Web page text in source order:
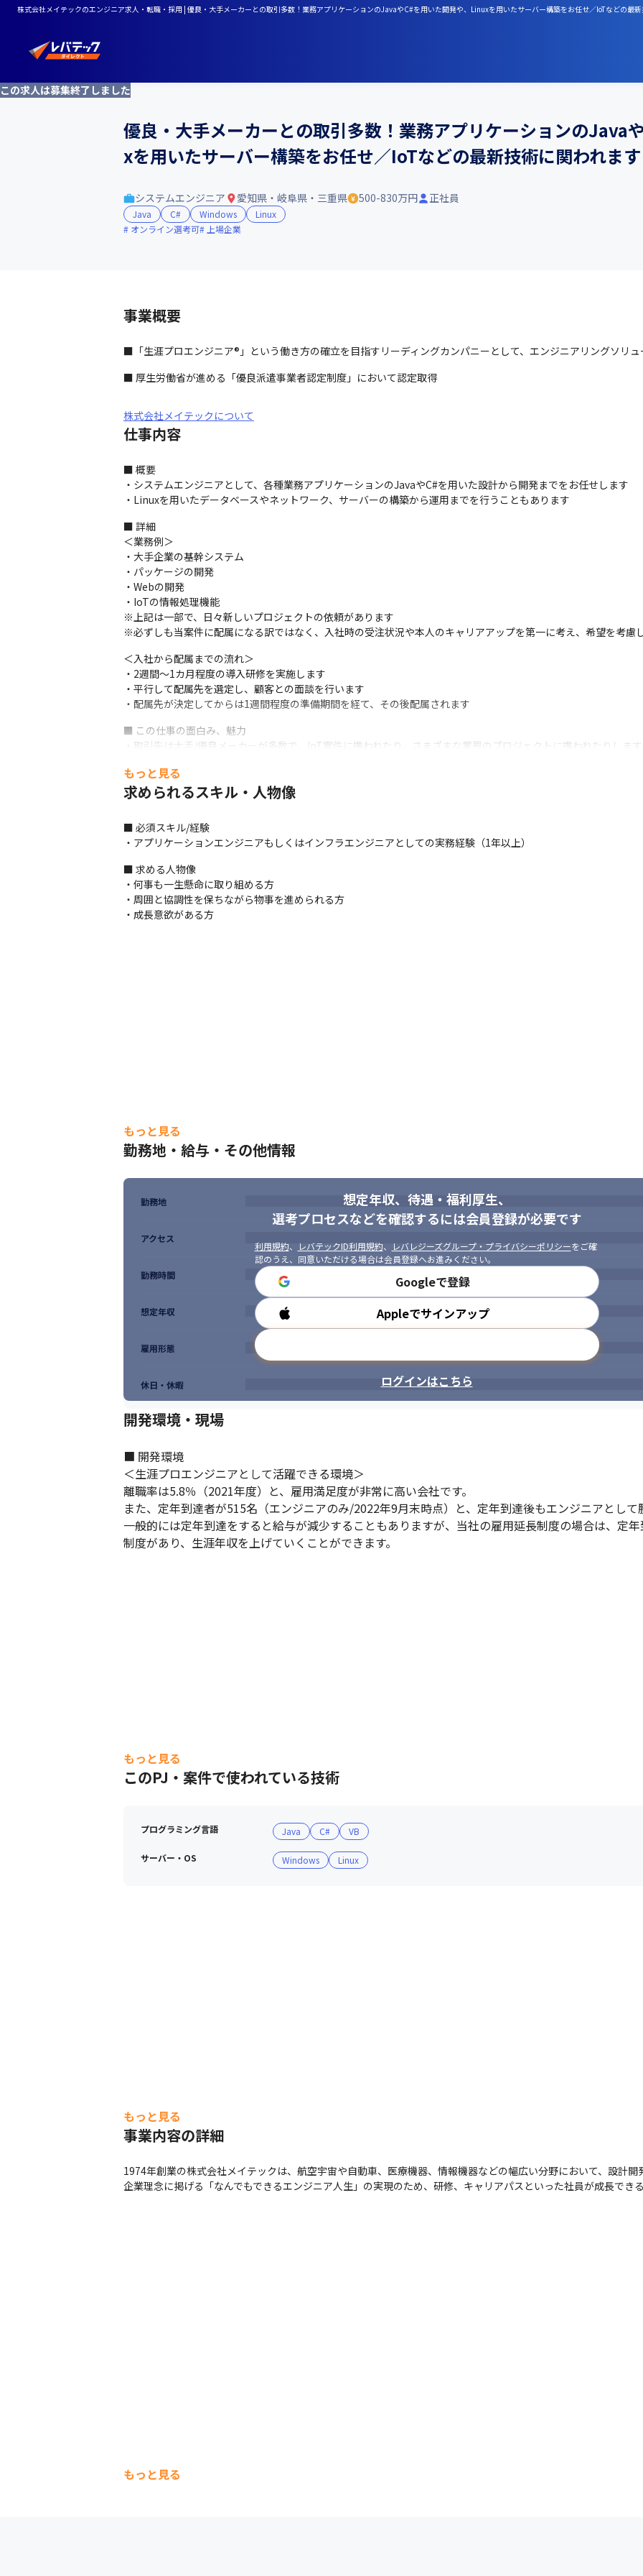
株式会社メイテックのエンジニア求人・転職・採用 | 優良・大手メーカーとの取引多数！業務アプリケーションのJavaやC#を用いた開発や、Linuxを用いたサーバー構築をお任せ／IoTなどの最
この求人は募集終了しました
優良・大手メーカーとの取引多数！業務アプリケーションのJava
xを用いたサーバー構築をお任せ／IoTなどの最新技術に関われます
システムエンジニア 愛知県・岐阜県・三重県 500-830万円 正社員
Java C# Windows
Linux
オンライン選考可
上場企業
事業概要
■「生涯プロエンジニア®」という働き方の確立を目指すリーディングカンパニーとして、エンジニアリングソリ
■ 厚生労働省が進める「優良派遣事業者認定制度」において認定取得
株式会社メイテックについて
仕事内容
■ 概要
・システムエンジニアとして、各種業務アプリケーションのJavaやC#を用いた設計から開発までをお任せします
・Linuxを用いたデータベースやネットワーク、サーバーの構築から運用までを行うこともあります
■ 詳細
＜業務例＞
・大手企業の基幹システム
・パッケージの開発
・Webの開発
・IoTの情報処理機能
※上記は一部で、日々新しいプロジェクトの依頼があります
※必ずしも当案件に配属になる訳ではなく、入社時の受注状況や本人のキャリアアップを第一に考え、希望を考慮
＜入社から配属までの流れ＞
・2週間～1カ月程度の導入研修を実施します
・平行して配属先を選定し、顧客との面談を行います
・配属先が決定してからは1週間程度の準備期間を経て、その後配属されます
■ この仕事の面白み、魅力
・取引先は大手/優良メーカーが多数で、IoT案件に携われたり、さまざまな業界のプロジェクトに携われたりします
・プロジェクトの上流工程から下流工程まで幅広く携われます
・研修やキャリアパスなど、エンジニアをしっかりサポートする体制が整っている環境で成長できます
（変更の範囲）当社の定める業務。詳細は就業条件明示書に記載。
一人ひとりのキャリアを大切にしています。 エンジニアをサポートする制度が充
もっと見る
求められるスキル・人物像
■ 必須スキル/経験
・アプリケーションエンジニアもしくはインフラエンジニアとしての実務経験（1年以上）
■ 求める人物像
・何事も一生懸命に取り組める方
・周囲と協調性を保ちながら物事を進められる方
・成長意欲がある方
もっと見る
勤務地・給与・その他情報
想定年収、待遇・福利厚生、
選考プロセスなどを確認するには会員登録が必要です
利用規約、 レバテックID利用規約、 レバレジーズグループ・プライバシーポリシーをご確
認のうえ、同意いただける場合は会員登録へお進みください。
Googleで登録
Appleでサインアップ
ログインはこちら
勤務地
アクセス
勤務時間
想定年収
雇用形態
休日・休暇
開発環境・現場
■ 開発環境
＜生涯プロエンジニアとして活躍できる環境＞
離職率は5.8％（2021年度）と、雇用満足度が非常に高い会社です。
また、定年到達者が515名（エンジニアのみ/2022年9月末時点）と、定年到達後もエンジニアとして
一般的には定年到達をすると給与が減少することもありますが、当社の雇用延長制度の場合は、定
制度があり、生涯年収を上げていくことができます。
もっと見る
このPJ・案件で使われている技術
プログラミング言語 Java C# VB
サーバー・OS Windows Linux
もっと見る
事業内容の詳細
1974年創業の株式会社メイテックは、航空宇宙や自動車、医療機器、情報機器などの幅広い分野において、設計開
企業理念に掲げる「なんでもできるエンジニア人生」の実現のため、研修、キャリアパスといった社員が成長できる
もっと見る